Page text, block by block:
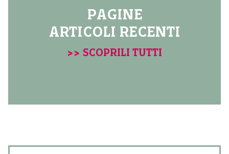
PAGINE
ARTICOLI RECENTI
>> SCOPRILI TUTTI